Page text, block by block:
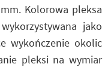
Kolorowa pleksa
jako
wykończenie okolic
pleksi na wymiar